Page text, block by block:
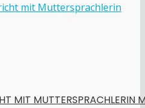
MIT MUTTERSPRACHLERIN